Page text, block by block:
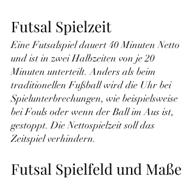
Futsal Spielzeit
Eine Futsalspiel dauert 40 Minuten Netto
und ist in zwei Halbzeiten von je 20
Minuten unterteilt. Anders als beim
traditionellen Fußball wird die Uhr bei
Spielunterbrechungen, wie beispielsweise
bei Fouls oder wenn der Ball im Aus ist,
gestoppt. Die Nettospielzeit soll das
Zeitspiel verhindern.
Futsal Spielfeld und Maße